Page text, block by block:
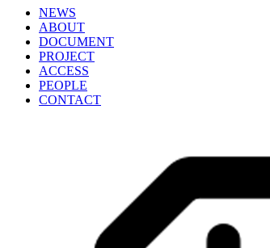
NEWS
ABOUT
DOCUMENT
PROJECT
ACCESS
PEOPLE
CONTACT